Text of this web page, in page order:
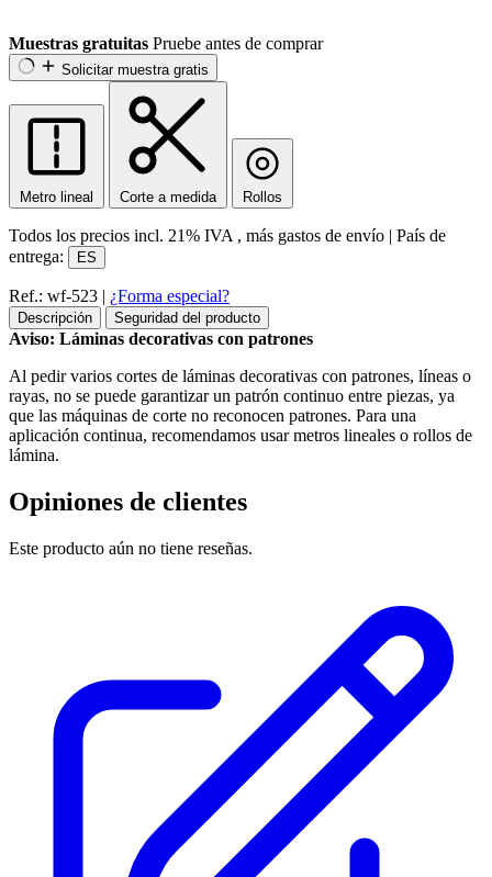
Muestras gratuitas Pruebe antes de comprar
Solicitar muestra gratis
Metro lineal Corte a medida Rollos
Todos los precios incl. 21% IVA , más gastos de envío | País de
entrega:
ES
Ref.: wf-523 | ¿Forma especial?
Descripción Seguridad del producto
Aviso: Láminas decorativas con patrones
Al pedir varios cortes de láminas decorativas con patrones, líneas o
rayas, no se puede garantizar un patrón continuo entre piezas, ya
que las máquinas de corte no reconocen patrones. Para una
aplicación continua, recomendamos usar metros lineales o rollos de
lámina.
Opiniones de clientes
Este producto aún no tiene reseñas.